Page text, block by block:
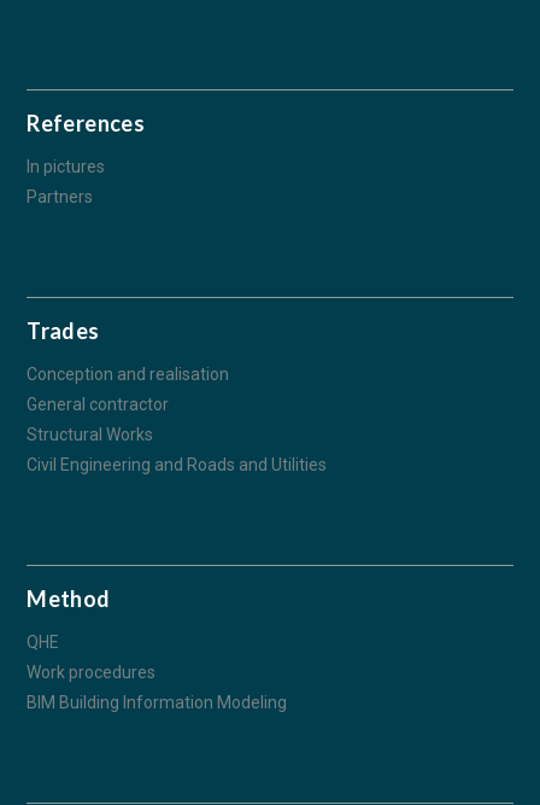
References
In pictures
Partners
Trades
Conception and realisation
General contractor
Structural Works
Civil Engineering and Roads and Utilities
Method
QHE
Work procedures
BIM Building Information Modeling